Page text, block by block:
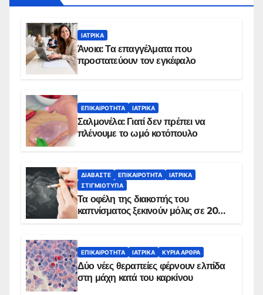
ΙΑΤΡΙΚΆ
Άνοια: Τα επαγγέλματα που
προστατεύουν τον εγκέφαλο
ΕΠΙΚΑΙΡΌΤΗΤΑ ΙΑΤΡΙΚΆ
Σαλμονέλα: Γιατί δεν πρέπει να
πλένουμε το ωμό κοτόπουλο
ΔΙΑΒΆΣΤΕ ΕΠΙΚΑΙΡΌΤΗΤΑ
ΙΑΤΡΙΚΆ
ΣΤΙΓΜΙΌΤΥΠΑ
Τα οφέλη της διακοπής του
καπνίσματος ξεκινούν μόλις σε 20
ΕΠΙΚΑΙΡΌΤΗΤΑ ΙΑΤΡΙΚΆ ΚΥΡΙΑ ΑΡΘΡΑ
Δύο νέες θεραπείες φέρνουν ελπίδα
στη μάχη κατά του καρκίνου